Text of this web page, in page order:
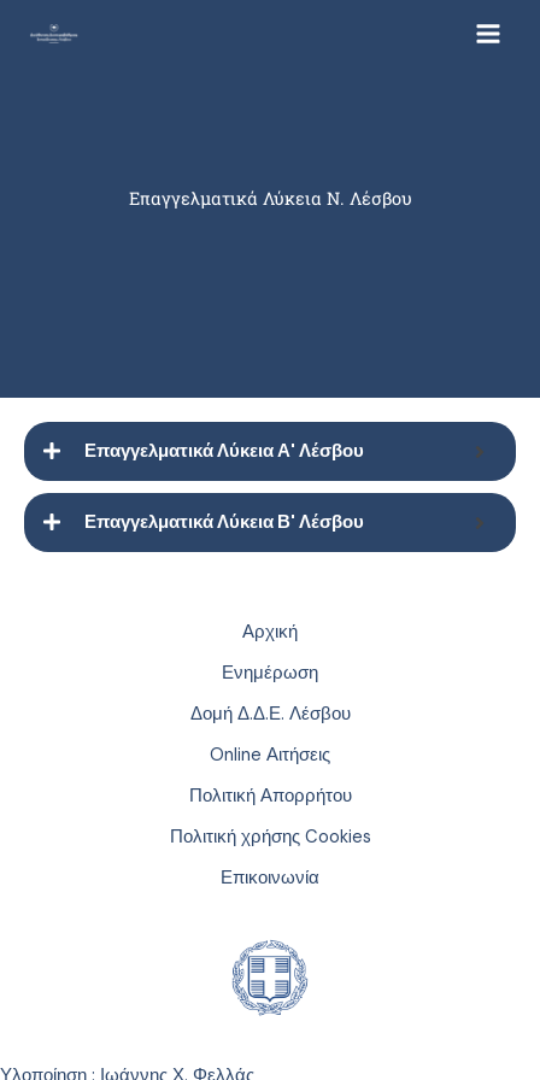
Επαγγελματικά Λύκεια Ν. Λέσβου
Επαγγελματικά Λύκεια Α' Λέσβου
Επαγγελματικά Λύκεια Β' Λέσβου
Αρχική
Ενημέρωση
Δομή Δ.Δ.Ε. Λέσβου
Online Αιτήσεις
Πολιτική Απορρήτου
Πολιτική χρήσης Cookies
Επικοινωνία